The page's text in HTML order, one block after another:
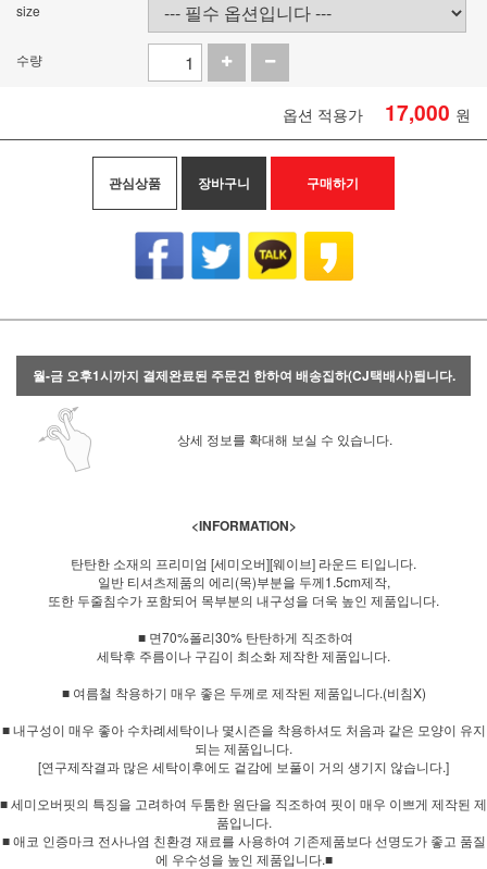
size
수량
옵션 적용가 17,000 원
관심상품 장바구니 구매하기
월-금 오후1시까지 결제완료된 주문건 한하여 배송집하(CJ택배사)됩니다.
상세 정보를 확대해 보실 수 있습니다.
<INFORMATION>
탄탄한 소재의 프리미엄 [세미오버][웨이브] 라운드 티입니다.
일반 티셔츠제품의 에리(목)부분을 두께1.5cm제작,
또한 두줄침수가 포함되어 목부분의 내구성을 더욱 높인 제품입니다.
■ 면70%폴리30% 탄탄하게 직조하여
세탁후 주름이나 구김이 최소화 제작한 제품입니다.
■ 여름철 착용하기 매우 좋은 두께로 제작된 제품입니다.(비침X)
■ 내구성이 매우 좋아 수차례세탁이나 몇시즌을 착용하셔도 처음과 같은 모양이 유지
되는 제품입니다.
[연구제작결과 많은 세탁이후에도 겉감에 보풀이 거의 생기지 않습니다.]
■ 세미오버핏의 특징을 고려하여 두툼한 원단을 직조하여 핏이 매우 이쁘게 제작된 제
품입니다.
■ 애코 인증마크 전사나염 친환경 재료를 사용하여 기존제품보다 선명도가 좋고 품질
에 우수성을 높인 제품입니다.■